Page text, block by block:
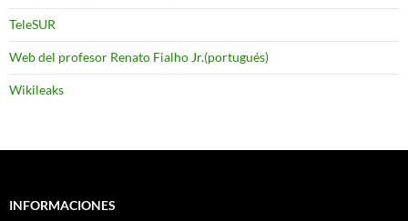
TeleSUR
Web del profesor Renato Fialho Jr.(portugués)
Wikileaks
INFORMACIONES